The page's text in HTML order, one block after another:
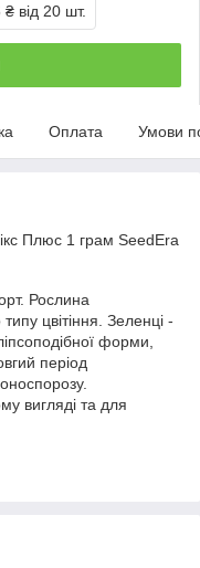
₴ від 20 шт.
Оплата Умови
Плюс 1 грам SeedEra
Рослина
цвітіння. Зеленці -
форми,
період
вигляді та для